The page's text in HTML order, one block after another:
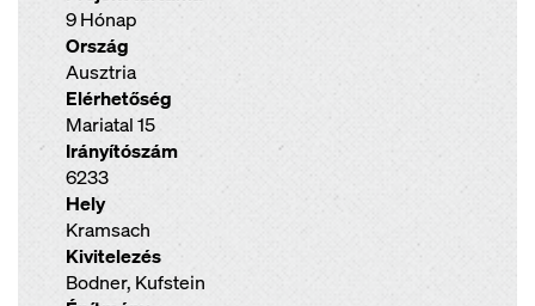
9 Hónap
Ország
Ausztria
Elérhetőség
Mariatal 15
Irányítószám
6233
Hely
Kramsach
Kivitelezés
Bodner, Kufstein